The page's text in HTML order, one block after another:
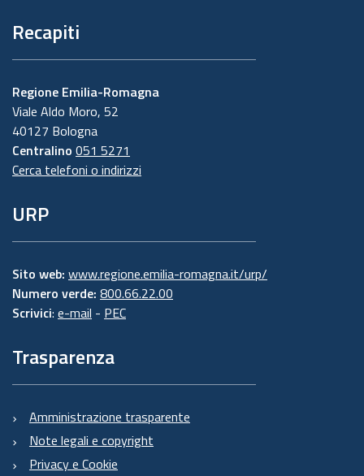
Recapiti
Regione Emilia-Romagna
Viale Aldo Moro, 52
40127 Bologna
Centralino 051 5271
Cerca telefoni o indirizzi
URP
Sito web: www.regione.emilia-romagna.it/urp/
Numero verde: 800.66.22.00
Scrivici: e-mail - PEC
Trasparenza
Amministrazione trasparente
Note legali e copyright
Privacy e Cookie